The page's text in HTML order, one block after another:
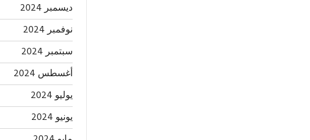
ديسمبر 2024
نوفمبر 2024
سبتمبر 2024
أغسطس 2024
يوليو 2024
يونيو 2024